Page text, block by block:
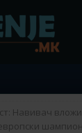
Навивач